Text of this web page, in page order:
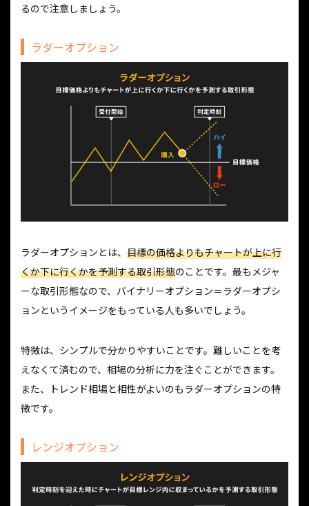
るので注意しましょう。
ラダーオプション
ラダーオプションとは、 目標の価格よりもチャートが上に行
くか下に行くかを予測する取引形態のことです。最もメジャ
ーな取引形態なので、バイナリーオプション＝ラダーオプシ
ョンというイメージをもっている人も多いでしょう。
特徴は、シンプルで分かりやすいことです。難しいことを考
えなくて済むので、相場の分析に力を注ぐことができます。
また、トレンド相場と相性がよいのもラダーオプションの特
徴です。
レンジオプション